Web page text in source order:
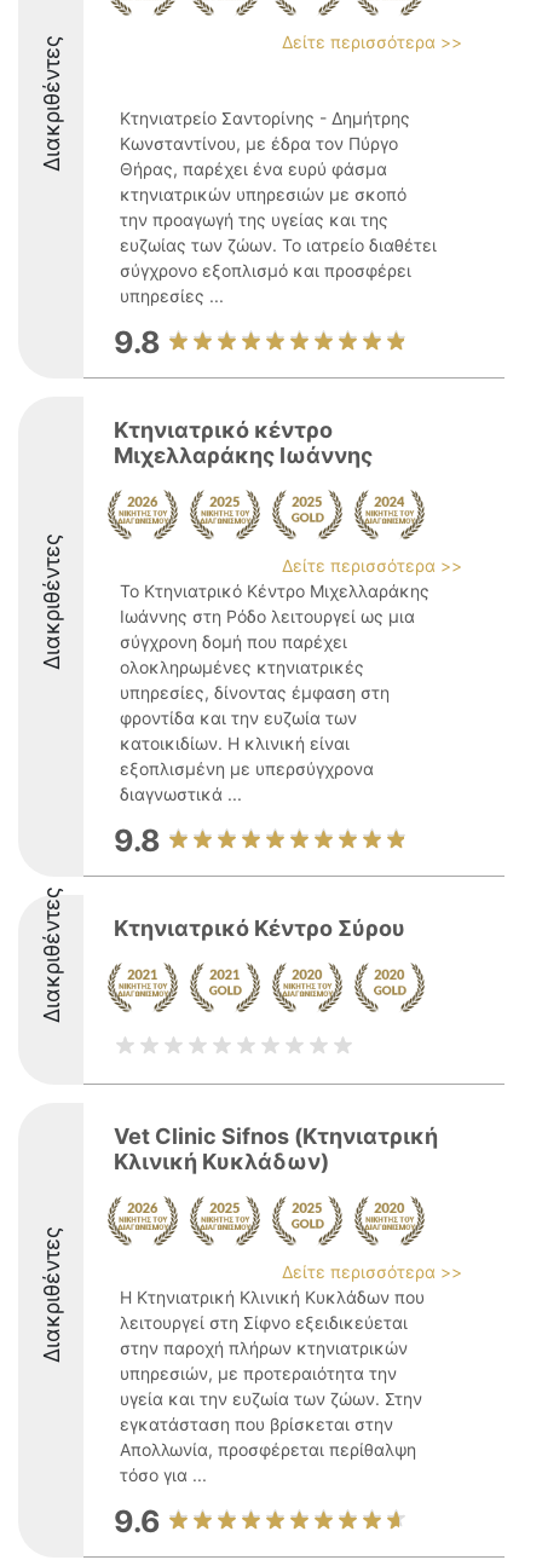
Διακριθέντες Δείτε περισσότερα >>
Κτηνιατρείο Σαντορίνης - Δημήτρης
Κωνσταντίνου, με έδρα τον Πύργο
Θήρας, παρέχει ένα ευρύ φάσμα
κτηνιατρικών υπηρεσιών με σκοπό
την προαγωγή της υγείας και της
ευζωίας των ζώων. Το ιατρείο διαθέτει
σύγχρονο εξοπλισμό και προσφέρει
υπηρεσίες ...
9.8
Διακριθέντες
Κτηνιατρικό κέντρο
Μιχελλαράκης Ιωάννης
Δείτε περισσότερα >>
Το Κτηνιατρικό Κέντρο Μιχελλαράκης
Ιωάννης στη Ρόδο λειτουργεί ως μια
σύγχρονη δομή που παρέχει
ολοκληρωμένες κτηνιατρικές
υπηρεσίες, δίνοντας έμφαση στη
φροντίδα και την ευζωία των
κατοικιδίων. Η κλινική είναι
εξοπλισμένη με υπερσύγχρονα
διαγνωστικά ...
9.8
Διακριθέντες Κτηνιατρικό Κέντρο Σύρου
Διακριθέντες
Vet Clinic Sifnos (Κτηνιατρική
Κλινική Κυκλάδων)
Δείτε περισσότερα >>
Η Κτηνιατρική Κλινική Κυκλάδων που
λειτουργεί στη Σίφνο εξειδικεύεται
στην παροχή πλήρων κτηνιατρικών
υπηρεσιών, με προτεραιότητα την
υγεία και την ευζωία των ζώων. Στην
εγκατάσταση που βρίσκεται στην
Απολλωνία, προσφέρεται περίθαλψη
τόσο για ...
9.6